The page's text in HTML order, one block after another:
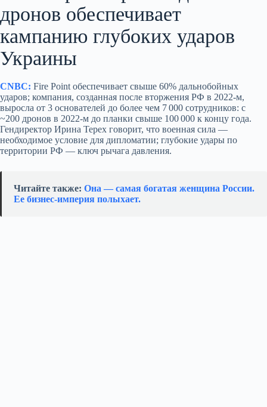
дронов обеспечивает
кампанию глубоких ударов
Украины
CNBC: Fire Point обеспечивает свыше 60% дальнобойных
ударов; компания, созданная после вторжения РФ в 2022‑м,
выросла от 3 основателей до более чем 7 000 сотрудников: с
~200 дронов в 2022‑м до планки свыше 100 000 к концу года.
Гендиректор Ирина Терех говорит, что военная сила —
необходимое условие для дипломатии; глубокие удары по
территории РФ — ключ рычага давления.
Читайте также: Она — самая богатая женщина России.
Ее бизнес‑империя полыхает.